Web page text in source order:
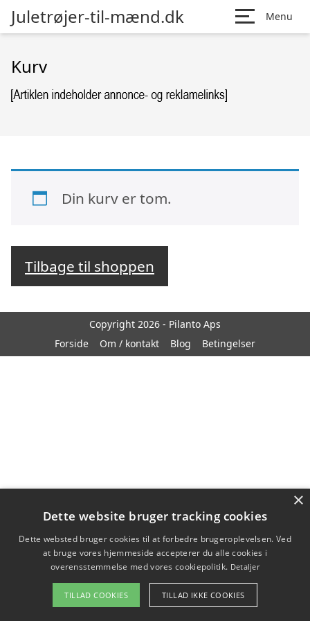
Juletrøjer-til-mænd.dk Menu
Kurv
Din kurv er tom.
Tilbage til shoppen
Copyright 2026 - Pilanto Aps
Forside
Om / kontakt Blog Betingelser
×
Dette website bruger tracking cookies
Dette websted bruger cookies til at forbedre brugeroplevelsen. Ved
at bruge vores hjemmeside accepterer du alle cookies i
overensstemmelse med vores cookiepolitik. Detaljer
TILLAD COOKIES TILLAD IKKE COOKIES